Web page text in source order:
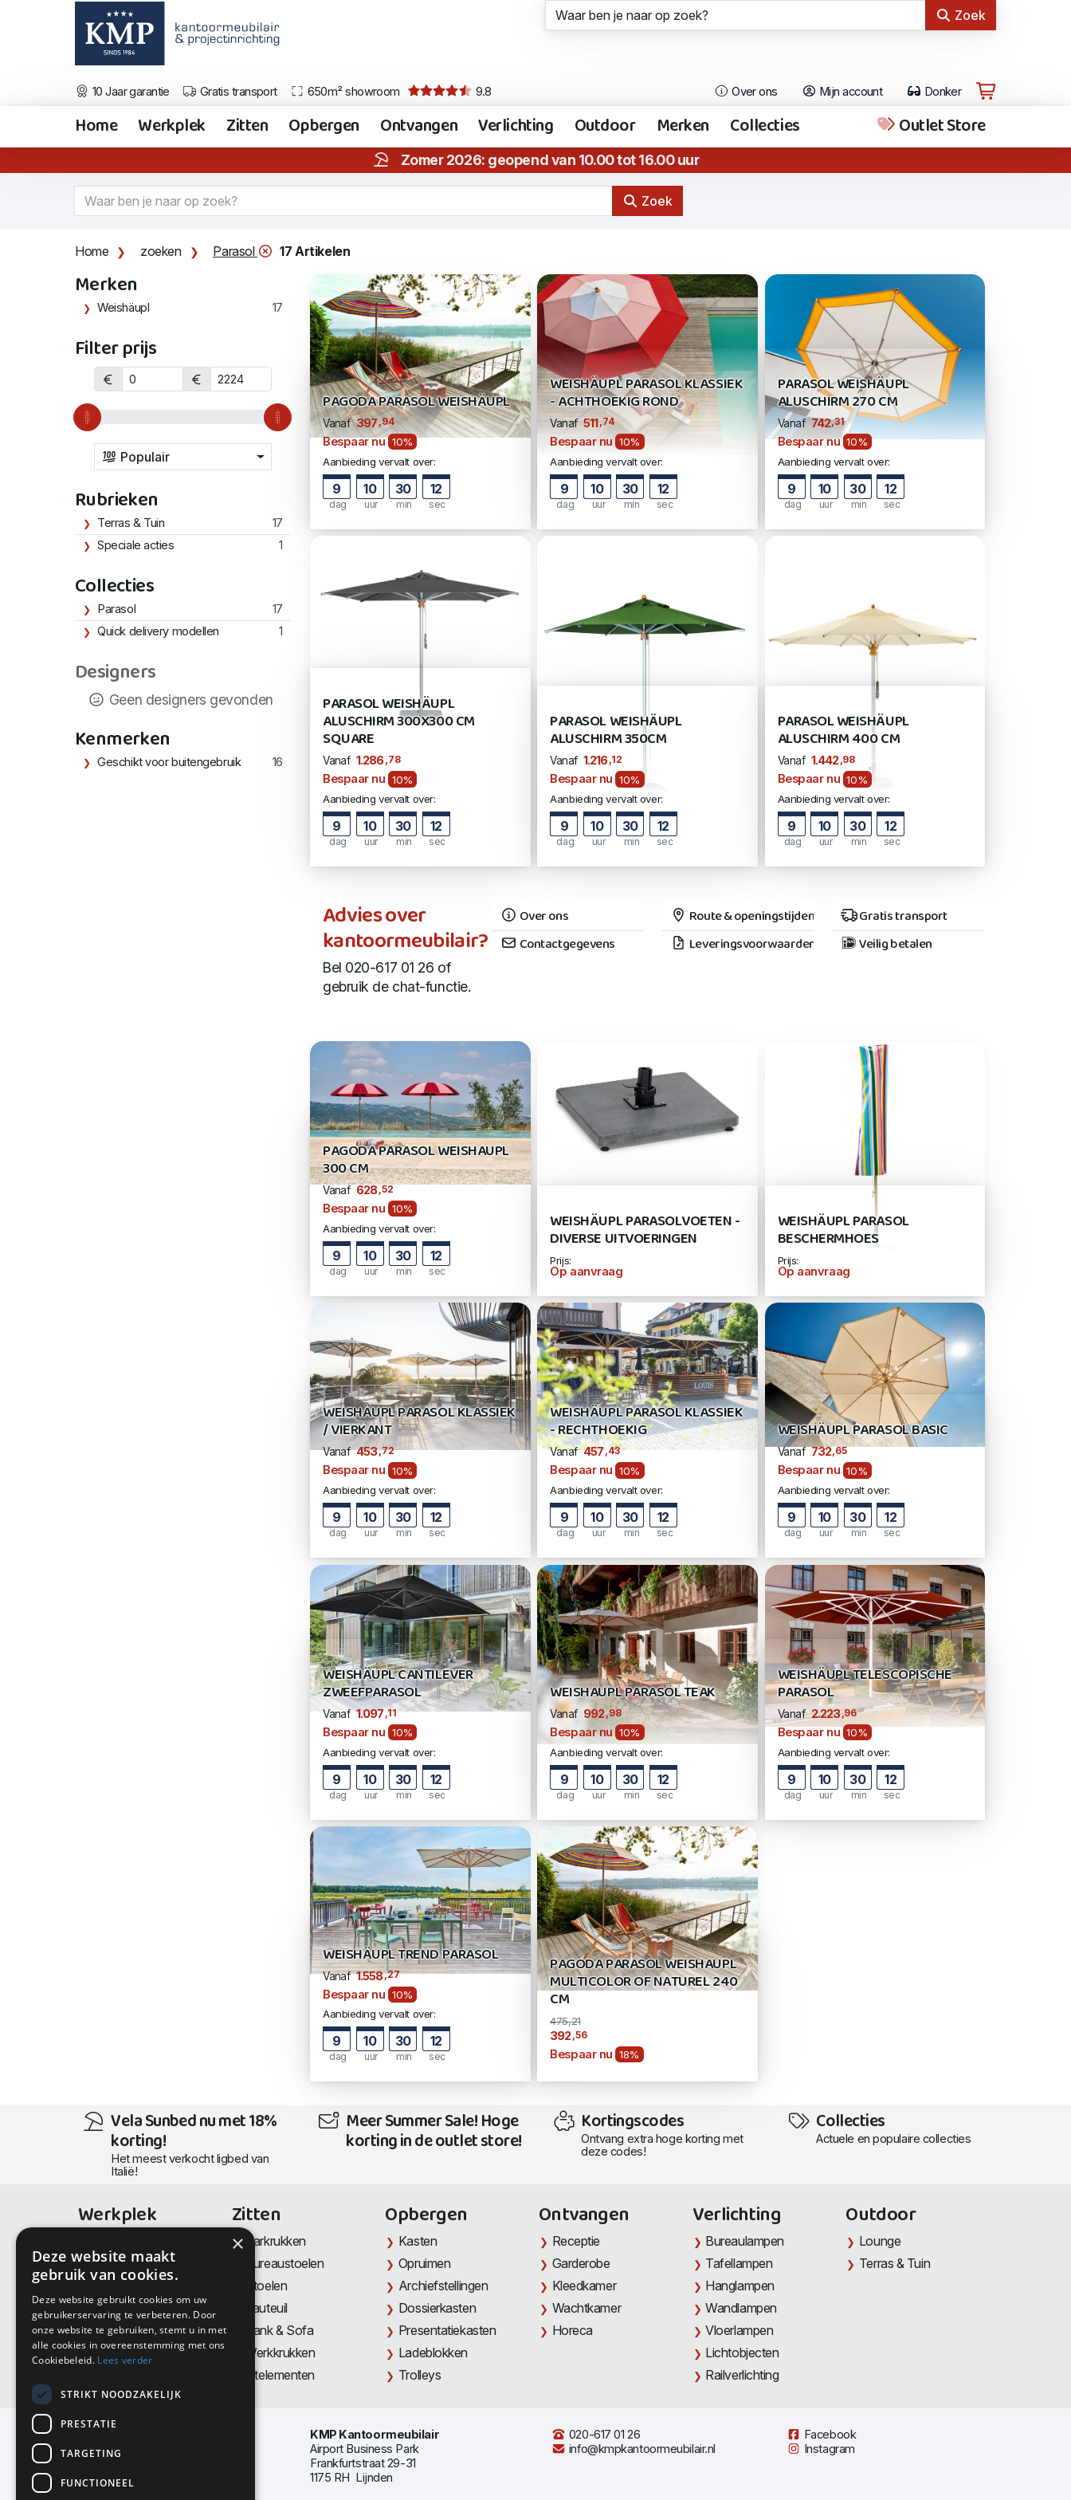
Zoek
10 Jaar garantie Gratis transport 650m² showroom 9.8 Over ons Mijn account Donker
Home Werkplek Zitten Opbergen Ontvangen Verlichting Outdoor Merken Collecties Outlet Store
Zomer 2026: geopend van 10.00 tot 16.00 uur
Zoek
Home zoeken Parasol 17 Artikelen
Merken
Weishäupl 17
Filter prijs
Populair
Rubrieken
Terras & Tuin
17
Speciale acties
1
Collecties
Parasol
17
Quick delivery modellen
1
Designers
Geen designers gevonden
Kenmerken
Geschikt voor buitengebruik 16
PAGODA PARASOL WEISHÄUPL
Vanaf 397,94
Bespaar nu 10%
Aanbieding vervalt over:
9
dag
10
uur
30
min
11
sec
WEISHÄUPL PARASOL KLASSIEK
- ACHTHOEKIG ROND
Vanaf 511,74
Bespaar nu 10%
Aanbieding vervalt over:
9
dag
10
uur
30
min
11
sec
PARASOL WEISHÄUPL
ALUSCHIRM 270 CM
Vanaf 742,31
Bespaar nu 10%
Aanbieding vervalt over:
9
dag
10
uur
30
min
11
sec
PARASOL WEISHÄUPL
ALUSCHIRM 300X300 CM
SQUARE
Vanaf 1.286,78
Bespaar nu 10%
Aanbieding vervalt over:
9
dag
10
uur
30
min
11
sec
PARASOL WEISHÄUPL
ALUSCHIRM 350CM
Vanaf 1.216,12
Bespaar nu 10%
Aanbieding vervalt over:
9
dag
10
uur
30
min
11
sec
PARASOL WEISHÄUPL
ALUSCHIRM 400 CM
Vanaf 1.442 ,98
Bespaar nu 10%
Aanbieding vervalt over:
9
dag
10
uur
30
min
11
sec
Advies over
kantoormeubilair?
Bel 020-617 01 26 of
gebruik de chat-functie.
Over ons
Contactgegevens
Route & openingstijden
Leveringsvoorwaarden
Gratis transport
Veilig betalen
PAGODA PARASOL WEISHAUPL
300 CM
Vanaf 628,52
Bespaar nu 10%
Aanbieding vervalt over:
9
dag
10
uur
30
min
11
sec
WEISHÄUPL PARASOLVOETEN -
DIVERSE UITVOERINGEN
Prijs:
Op aanvraag
WEISHÄUPL PARASOL
BESCHERMHOES
Prijs:
Op aanvraag
WEISHÄUPL PARASOL KLASSIEK
/ VIERKANT
Vanaf 453,72
Bespaar nu 10%
Aanbieding vervalt over:
9
dag
10
uur
30
min
11
sec
WEISHÄUPL PARASOL KLASSIEK
- RECHTHOEKIG
Vanaf 457,43
Bespaar nu 10%
Aanbieding vervalt over:
9
dag
10
uur
30
min
11
sec
WEISHÄUPL PARASOL BASIC
Vanaf 732,65
Bespaar nu 10%
Aanbieding vervalt over:
9
dag
10
uur
30
min
11
sec
WEISHÄUPL CANTILEVER
ZWEEFPARASOL
Vanaf 1.097 ,11
Bespaar nu 10%
Aanbieding vervalt over:
9
dag
10
uur
30
min
11
sec
WEISHAUPL PARASOL TEAK
Vanaf 992,98
Bespaar nu 10%
Aanbieding vervalt over:
9
dag
10
uur
30
min
11
sec
WEISHÄUPL TELESCOPISCHE
PARASOL
Vanaf 2.223,96
Bespaar nu 10%
Aanbieding vervalt over:
9
dag
10
uur
30
min
11
sec
WEISHÄUPL TREND PARASOL
Vanaf 1.558,27
Bespaar nu 10%
Aanbieding vervalt over:
9
dag
10
uur
30
min
11
sec
PAGODA PARASOL WEISHAUPL
MULTICOLOR OF NATUREL 240
CM
475,21
392 ,56
Bespaar nu 18%
Vela Sunbed nu met 18%
korting!
Het meest verkocht ligbed van
Italië!
Meer Summer Sale! Hoge
korting in de outlet store!
Kortingscodes
Ontvang extra hoge korting met
deze codes!
Collecties
Actuele en populaire collecties
Werkplek
Thuiswerkplek
Directiemeubilair
Akoestiek & Privacy
Tafels
Zitten
Barkrukken
Bureaustoelen
Stoelen
Fauteuil
Bank & Sofa
Werkkrukken
Zitelementen
Opbergen
Kasten
Opruimen
Archiefstellingen
Dossierkasten
Presentatiekasten
Ladeblokken
Trolleys
Ontvangen
Receptie
Garderobe
Kleedkamer
Wachtkamer
Horeca
Verlichting
Bureaulampen
Tafellampen
Hanglampen
Wandlampen
Vloerlampen
Lichtobjecten
Railverlichting
Outdoor
Lounge
Terras & Tuin
KMP Kantoormeubilair
Airport Business Park
Frankfurtstraat 29-31
1175 RH Lijnden
020-617 01 26
info@kmpkantoormeubilair.nl
Facebook
Instagram
×
Deze website maakt
gebruik van cookies.
Deze website gebruikt cookies om uw
gebruikerservaring te verbeteren. Door
onze website te gebruiken, stemt u in met
alle cookies in overeenstemming met ons
Cookiebeleid. Lees verder
STRIKT NOODZAKELIJK
PRESTATIE
TARGETING
FUNCTIONEEL